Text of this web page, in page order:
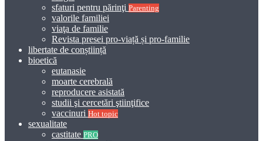
sfaturi pentru părinţi Parenting
valorile familiei
viaţa de familie
Revista presei pro-viață și pro-familie
libertate de conștiință
bioetică
eutanasie
moarte cerebrală
reproducere asistată
studii şi cercetări ştiinţifice
vaccinuri Hot topic
sexualitate
castitate PRO